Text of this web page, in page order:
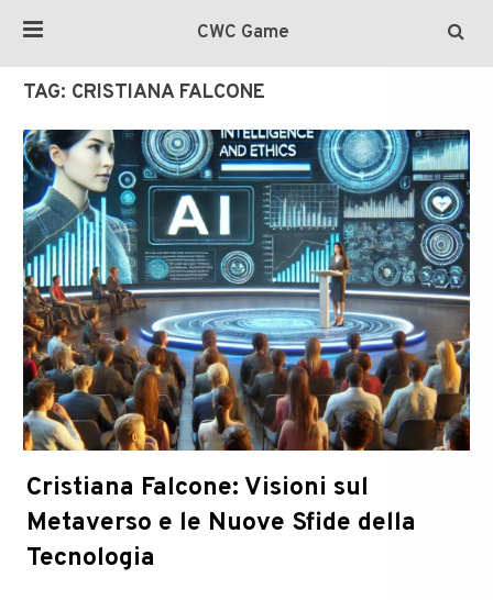
CWC Game
TAG: CRISTIANA FALCONE
Cristiana Falcone: Visioni sul
Metaverso e le Nuove Sfide della
Tecnologia